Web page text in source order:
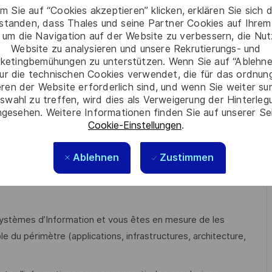
Sie auf “Cookies akzeptieren” klicken, erklären Sie sich
dass Thales und seine Partner Cookies auf
um die Navigation auf der Website zu verbessern, die
Website zu analysieren und unsere Rekrutierungs- und
zu unterstützen. Wenn Sie auf
die technischen Cookies verwendet, die für das
der Website erforderlich sind, und wenn Sie weiter
zu treffen, wird dies als Verweigerung der
Weitere Informationen finden Sie auf unserer
Cookie-Einstellungen.
Ablehnen Zustimmen
et durables des métiers.
en identifiant des opportunités de foisonnement
et la connaissance de notre savoir-faire.
nos expertises notamment via notre
Responsable, Modèle Opérationnel IT, DevSecOps,
le partage et la capitalisation de la connaissance, et
Commerce en lien avec la stratégie digitale des
d’Information et vous êtes en mesure de les
du périmètre (applications, infrastructures, architecture,